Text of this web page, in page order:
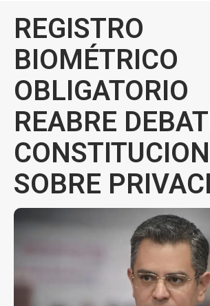
REGISTRO
BIOMÉTRICO
OBLIGATORIO
REABRE
SOBRE